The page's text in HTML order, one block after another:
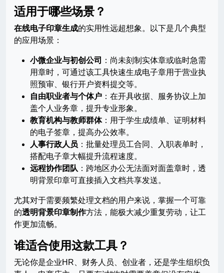
适用于哪些场景？
在线电子印章生成的实用性远超想象。以下是几个典型
的应用场景：
小微企业与初创公司
：尚未刻制实体章或临时急需
用章时，可通过该工具快速生成电子章用于营业执
照预审、银行开户资料提交等。
自由职业者与个体户 ：在开具收据、服务协议上加
盖个人业务章，提升专业形象。
教育机构与教师群体：用于学生成绩单、证明材料
的电子签章，提高办公效率。
人事行政人员 ：批量处理员工合同、入职表单时，
搭配电子章大幅提升流程速度。
远程协作团队 ：跨地区办公无法面对面盖章时，透
明背景印章可直接插入文档共享发送。
尤其对于需要频繁处理文档的用户来说，掌握一个可靠
的透明背景印章制作方法，能极大减少重复劳动，让工
作更加流畅。
谁适合使用这款工具？
无论你是企业HR、财务人员、创业者，还是学生组织负